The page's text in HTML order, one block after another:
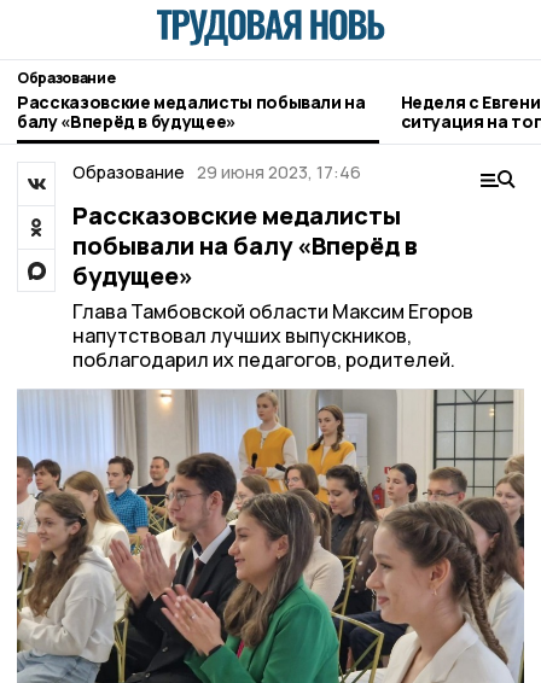
Образование
Рассказовские медалисты побывали на
балу «Вперёд в будущее»
Неделя с
ситуация на
городе и
Образование 29 июня 2023, 17:46
Рассказовские медалисты
побывали на балу «Вперёд в
будущее»
Глава Тамбовской области Максим Егоров
напутствовал лучших выпускников,
поблагодарил их педагогов, родителей.